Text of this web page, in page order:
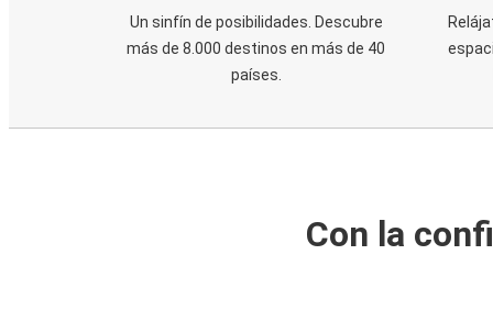
Un sinfín de posibilidades. Descubre
más de 8.000 destinos en más de 40
países.
Con la